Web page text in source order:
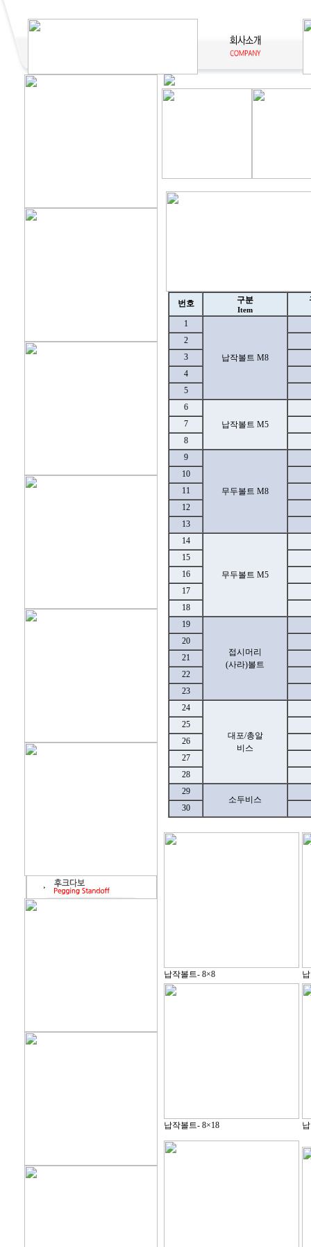
번호 구분
Item
1
납작볼트 M8
2
3
4
5
6
납작볼트 M5
7
8
9
무두볼트 M8
10
11
12
13
14
무두볼트 M5
15
16
17
18
19
접시머리
(사라)볼트
20
21
22
23
24
대포/총알
비스
25
26
27
28
29
소두비스
30
납작볼트- 8×8
납작볼트- 8×18